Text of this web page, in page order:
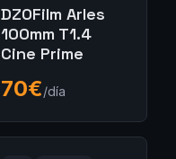
DZOFilm Arles
100mm T1.4
Cine Prime
70€/día